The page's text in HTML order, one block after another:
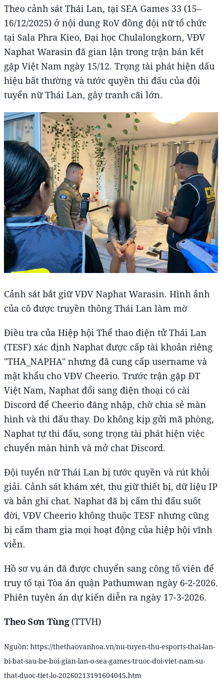
Theo cảnh sát Thái Lan, tại SEA Games 33 (15–
16/12/2025) ở nội dung RoV đồng đội nữ tổ chức
tại Sala Phra Kieo, Đại học Chulalongkorn, VĐV
Naphat Warasin đã gian lận trong trận bán kết
gặp Việt Nam ngày 15/12. Trọng tài phát hiện dấu
hiệu bất thường và tước quyền thi đấu của đội
tuyển nữ Thái Lan, gây tranh cãi lớn.
Cảnh sát bắt giữ VĐV Naphat Warasin. Hình ảnh
của cô được truyền thông Thái Lan làm mờ
Điều tra của Hiệp hội Thể thao điện tử Thái Lan
(TESF) xác định Naphat được cấp tài khoản riêng
"THA_NAPHA" nhưng đã cung cấp username và
mật khẩu cho VĐV Cheerio. Trước trận gặp ĐT
Việt Nam, Naphat đổi sang điện thoại có cài
Discord để Cheerio đăng nhập, chờ chia sẻ màn
hình và thi đấu thay. Do không kịp gửi mã phòng,
Naphat tự thi đấu, song trọng tài phát hiện việc
chuyển màn hình và mở chat Discord.
Đội tuyển nữ Thái Lan bị tước quyền và rút khỏi
giải. Cảnh sát khám xét, thu giữ thiết bị, dữ liệu IP
và bản ghi chat. Naphat đã bị cấm thi đấu suốt
đời, VĐV Cheerio không thuộc TESF nhưng cũng
bị cấm tham gia mọi hoạt động của hiệp hội vĩnh
viễn.
Hồ sơ vụ án đã được chuyển sang công tố viên để
truy tố tại Tòa án quận Pathumwan ngày 6-2-2026.
Phiên tuyên án dự kiến diễn ra ngày 17-3-2026.
Theo Sơn Tùng(TTVH)
Nguồn: https://thethaovanhoa.vn/nu-tuyen-thu-esports-thai-lan-
bi-bat-sau-be-boi-gian-lan-o-sea-games-truoc-doi-viet-nam-su-
that-duoc-tiet-lo-20260213191604045.htm